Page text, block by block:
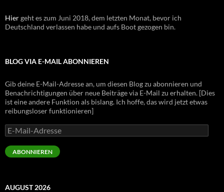
Hiergeht es zum Juni 2018, dem letzten Monat, bevor ich
Deutschland verlassen habe und aufs Boot gezogen bin.
BLOG VIA E-MAIL ABONNIEREN
Gib deine E-Mail-Adresse an, um diesen Blog zu abonnieren und
Benachrichtigungen über neue Beiträge via E-Mail zu erhalten. [Dies
ist eine andere Funktion als bislang. Ich hoffe, das wird jetzt etwas
reibungsloser funktionieren]
E-
Mail-
Adresse
ABONNIEREN
AUGUST 2026